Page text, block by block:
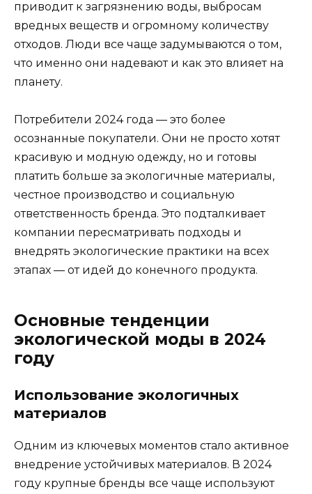
приводит к загрязнению воды, выбросам
вредных веществ и огромному количеству
отходов. Люди все чаще задумываются о том,
что именно они надевают и как это влияет на
планету.
Потребители 2024 года — это более
осознанные покупатели. Они не просто хотят
красивую и модную одежду, но и готовы
платить больше за экологичные материалы,
честное производство и социальную
ответственность бренда. Это подталкивает
компании пересматривать подходы и
внедрять экологические практики на всех
этапах — от идей до конечного продукта.
Основные тенденции
экологической моды в 2024
году
Использование экологичных
материалов
Одним из ключевых моментов стало активное
внедрение устойчивых материалов. В 2024
году крупные бренды все чаще используют